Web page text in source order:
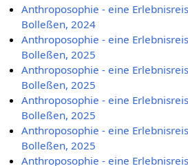
Anthroposophie - eine
Bolleßen, 2024
Anthroposophie - eine
Bolleßen, 2025
Anthroposophie - eine
Bolleßen, 2025
Anthroposophie - eine
Bolleßen, 2025
Anthroposophie - eine
Bolleßen, 2025
Anthroposophie - eine